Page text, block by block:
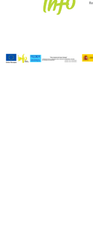
Política de Cookies